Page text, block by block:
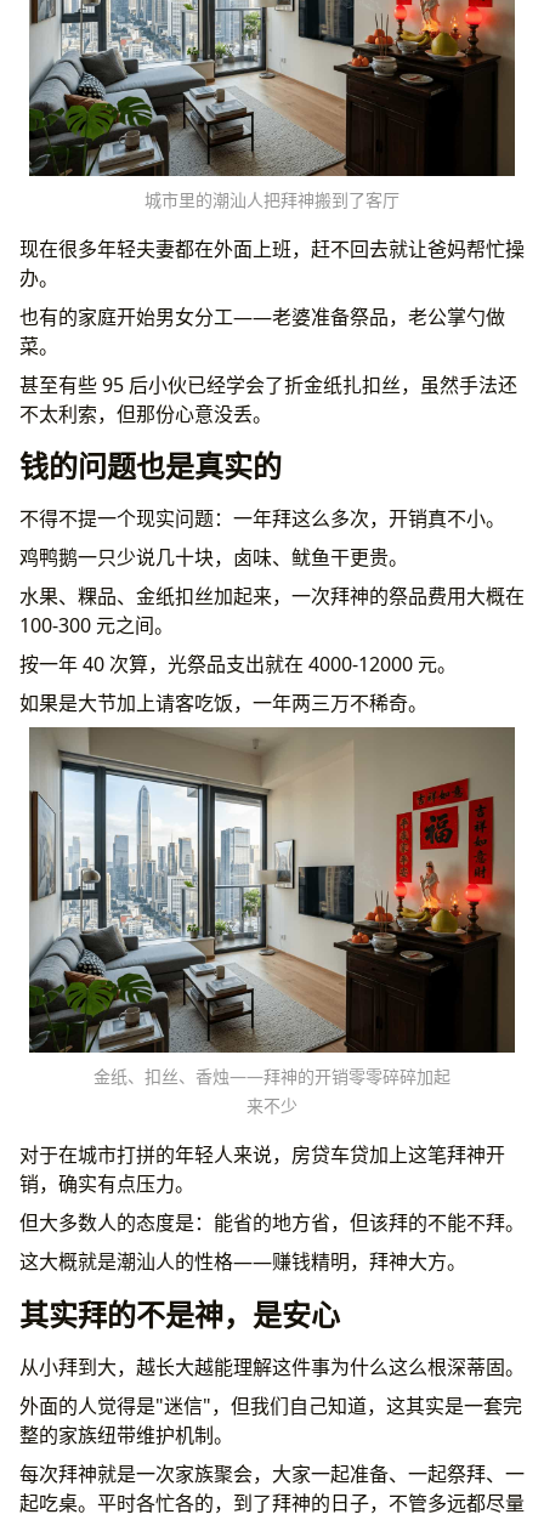
城市里的潮汕人把拜神搬到了客厅
现在很多年轻夫妻都在外面上班，赶不回去就让爸妈帮忙操
办。
也有的家庭开始男女分工——老婆准备祭品，老公掌勺做
菜。
甚至有些 95 后小伙已经学会了折金纸扎扣丝，虽然手法还
不太利索，但那份心意没丢。
钱的问题也是真实的
不得不提一个现实问题：一年拜这么多次，开销真不小。
鸡鸭鹅一只少说几十块，卤味、鱿鱼干更贵。
水果、粿品、金纸扣丝加起来，一次拜神的祭品费用大概在
100-300 元之间。
按一年 40 次算，光祭品支出就在 4000-12000 元。
如果是大节加上请客吃饭，一年两三万不稀奇。
金纸、扣丝、香烛——拜神的开销零零碎碎加起
来不少
对于在城市打拼的年轻人来说，房贷车贷加上这笔拜神开
销，确实有点压力。
但大多数人的态度是：能省的地方省，但该拜的不能不拜。
这大概就是潮汕人的性格——赚钱精明，拜神大方。
其实拜的不是神，是安心
从小拜到大，越长大越能理解这件事为什么这么根深蒂固。
外面的人觉得是"迷信"，但我们自己知道，这其实是一套完
整的家族纽带维护机制。
每次拜神就是一次家族聚会，大家一起准备、一起祭拜、一
起吃桌。平时各忙各的，到了拜神的日子，不管多远都尽量